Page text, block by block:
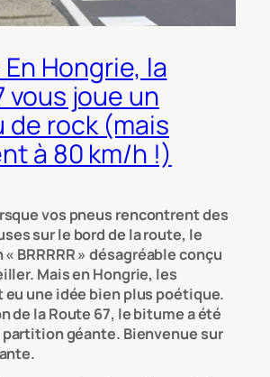
Hongrie, la
vous joue un
de rock (mais
à 80 km/h !)
vos pneus rencontrent des
sur le bord de la route, le
BRRRRR » désagréable conçu
Mais en Hongrie, les
une idée bien plus poétique.
de la Route 67, le bitume a été
géante. Bienvenue sur